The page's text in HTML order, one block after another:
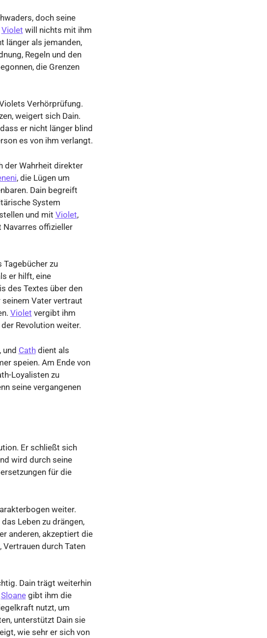
doch seine
Violet will nichts mit ihm
länger als jemanden,
Regeln und den
die Grenzen
Verhörprüfung.
weigert sich Dain.
er nicht länger blind
es von ihm verlangt.
der Wahrheit direkter
, die Lügen um
Dain begreift
System
und mit Violet,
Navarres offizieller
zu
er hilft, eine
des Textes über den
Vater vertraut
Violet vergibt ihm
Revolution weiter.
und Cathdient als
speien. Am Ende von
Loyalisten zu
seine vergangenen
Er schließt sich
wird durch seine
für die
weiter.
Leben zu drängen,
anderen, akzeptiert die
durch Taten
Dain trägt weiterhin
Sloanegibt ihm die
nutzt, um
unterstützt Dain sie
wie sehr er sich von